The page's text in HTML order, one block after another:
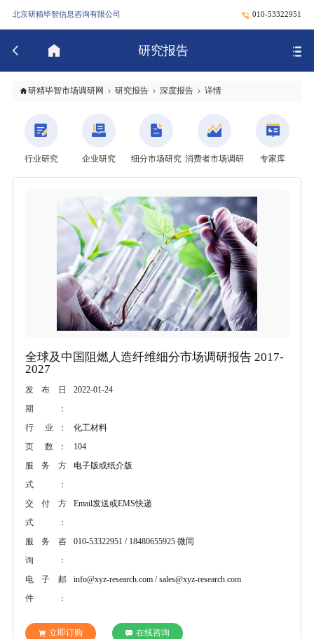
北京研精毕智信息咨询有限公司 010-53322951
研究报告
研精毕智市场调研网 研究报告 深度报告 详情
行业研究 企业研究 细分市场研究 消费者市场调研 专家库
全球及中国阻燃人造纤维细分市场调研报告 2017-
2027
发布日
期：
2022-01-24
行 业：
化工材料
页 数：
104
服务方
式：
电子版或纸介版
交付方
式：
Email发送或EMS快递
服务咨
询：
010-53322951 / 18480655925 微同
电子邮
件：
info@xyz-research.com / sales@xyz-research.com
立即订购 在线咨询